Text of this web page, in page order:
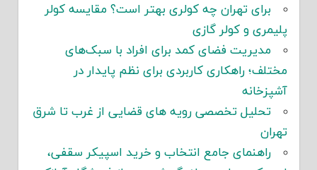
برای تهران چه کولری بهتر است؟ مقایسه کولر
پلیمری و کولر گازی
مدیریت فضای کمد برای افراد با سبک‌های
مختلف؛ راهکاری کاربردی برای نظم پایدار در
آشپزخانه
تحلیل تخصصی رویه های قضایی از غرب تا شرق
تهران
راهنمای جامع انتخاب و خرید اسپیکر سقفی،